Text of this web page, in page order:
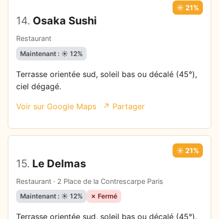
14. Osaka Sushi
Restaurant
☀️ 21%
Maintenant : ☀️ 12%
Terrasse orientée sud, soleil bas ou décalé (45°),
ciel dégagé.
Voir sur Google Maps ↗ Partager
15. Le Delmas
Restaurant · 2 Place de la Contrescarpe Paris
☀️ 21%
Maintenant : ☀️ 12% ✗ Fermé
Terrasse orientée sud, soleil bas ou décalé (45°),
21
21